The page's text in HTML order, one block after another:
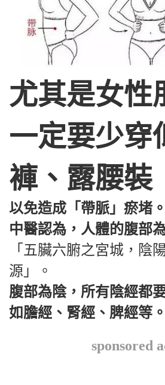
尤其是女性
一定要少穿
褲、露腰裝
以免造成「帶脈」瘀堵。
中醫認為，人體的腹部
「五臟六腑之宮城，陰
源」。
腹部為陰，所有陰經都
如膽經、腎經、脾經等。
sponsored